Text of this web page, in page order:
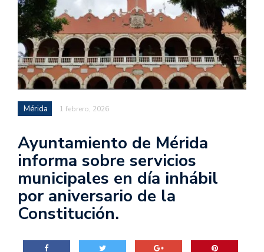
Mérida 1 febrero, 2026
Ayuntamiento de Mérida
informa sobre servicios
municipales en día inhábil
por aniversario de la
Constitución.